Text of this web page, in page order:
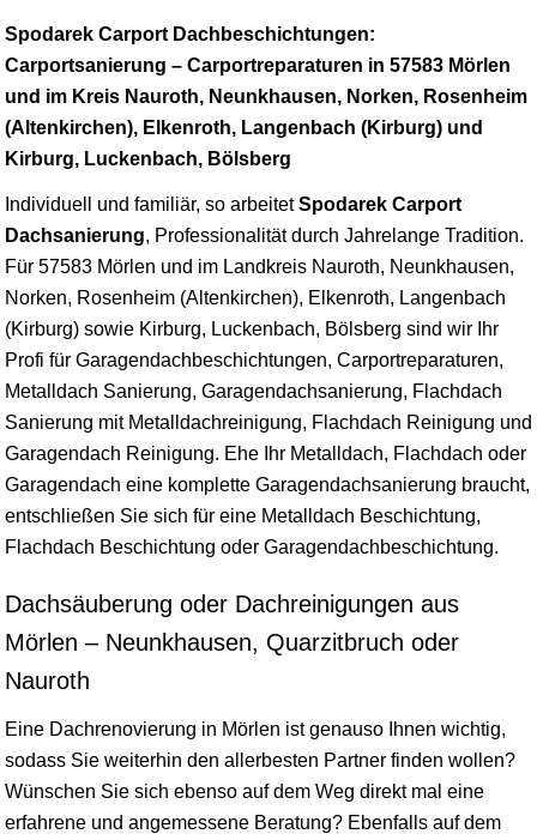
Spodarek Carport Dachbeschichtungen:
Carportsanierung – Carportreparaturen in 57583 Mörlen
und im Kreis Nauroth, Neunkhausen, Norken, Rosenheim
(Altenkirchen), Elkenroth, Langenbach (Kirburg) und
Kirburg, Luckenbach, Bölsberg
Individuell und familiär, so arbeitetSpodarek Carport
Dachsanierung, Professionalität durch Jahrelange Tradition.
Für 57583 Mörlen und im Landkreis Nauroth, Neunkhausen,
Norken, Rosenheim (Altenkirchen), Elkenroth, Langenbach
(Kirburg) sowie Kirburg, Luckenbach, Bölsberg sind wir Ihr
Profi für Garagendachbeschichtungen, Carportreparaturen,
Metalldach Sanierung, Garagendachsanierung, Flachdach
Sanierung mit Metalldachreinigung, Flachdach Reinigung und
Garagendach Reinigung. Ehe Ihr Metalldach, Flachdach oder
Garagendach eine komplette Garagendachsanierung braucht,
entschließen Sie sich für eine Metalldach Beschichtung,
Flachdach Beschichtung oder Garagendachbeschichtung.
Dachsäuberung oder Dachreinigungen aus
Mörlen – Neunkhausen, Quarzitbruch oder
Nauroth
Eine Dachrenovierung in Mörlen ist genauso Ihnen wichtig,
sodass Sie weiterhin den allerbesten Partner finden wollen?
Wünschen Sie sich ebenso auf dem Weg direkt mal eine
erfahrene und angemessene Beratung? Ebenfalls auf dem